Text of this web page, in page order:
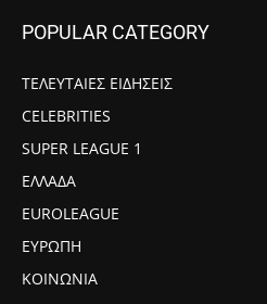
POPULAR CATEGORY
ΤΕΛΕΥΤΑΙΕΣ ΕΙΔΗΣΕΙΣ
CELEBRITIES
SUPER LEAGUE 1
ΕΛΛΑΔΑ
EUROLEAGUE
ΕΥΡΩΠΗ
ΚΟΙΝΩΝΙΑ